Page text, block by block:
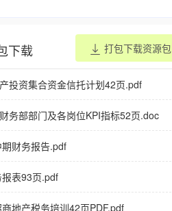
下载 打包下载资源包
投资集合资金信托计划42页.pdf
务部部门及各岗位KPI指标52页.doc
财务报告.pdf
表93页.pdf
地产税务培训42页PDF.pdf